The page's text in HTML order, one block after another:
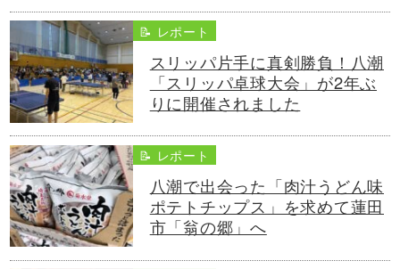
📝 レポート
スリッパ片手に真剣勝負！八潮
「スリッパ卓球大会」が2年ぶ
りに開催されました
📝 レポート
八潮で出会った「肉汁うどん味
ポテトチップス」を求めて蓮田
市「翁の郷」へ